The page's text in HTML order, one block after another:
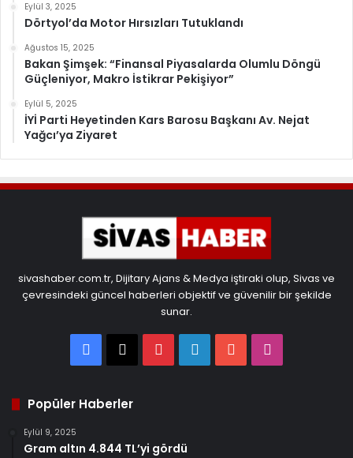
Eylül 3, 2025
Dörtyol’da Motor Hırsızları Tutuklandı
Ağustos 15, 2025
Bakan Şimşek: “Finansal Piyasalarda Olumlu Döngü
Güçleniyor, Makro İstikrar Pekişiyor”
Eylül 5, 2025
İYİ Parti Heyetinden Kars Barosu Başkanı Av. Nejat
Yağcı’ya Ziyaret
sivashaber.com.tr, Dijitary Ajans & Medya iştiraki olup, Sivas ve
çevresindeki güncel haberleri objektif ve güvenilir bir şekilde
sunar.
Facebook
X PinterestLinkedInYouTube
Popüler Haberler
Eylül 9, 2025
Gram altın 4.844 TL’yi gördü